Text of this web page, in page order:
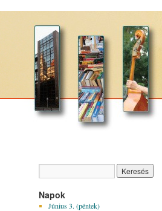
Napok
Június 3. (péntek)